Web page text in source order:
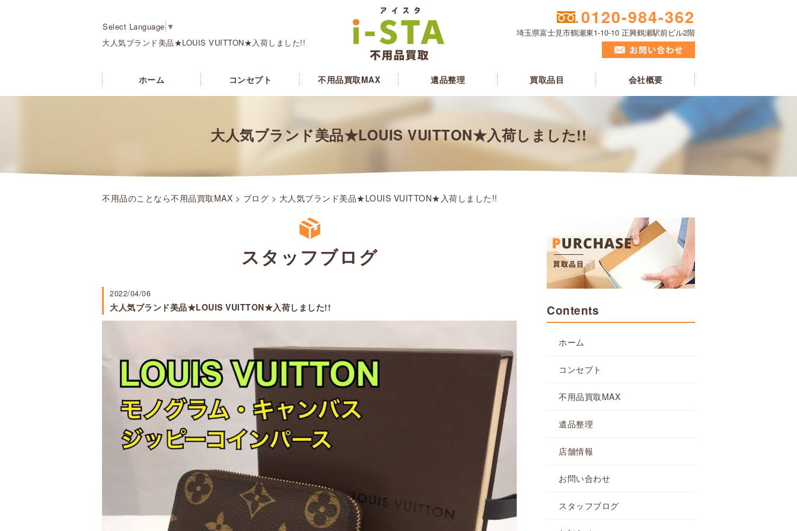
Select Language ▼
大人気ブランド美品★LOUIS VUITTON★入荷しました!!
0120-984-362
埼玉県富士見市鶴瀬東1-10-10 正興鶴瀬駅前ビル2階
ホーム コンセプト 不用品買取MAX 遺品整理 買取品目 会社概要
大人気ブランド美品★LOUIS VUITTON★入荷しました!!
不用品のことなら不用品買取MAX > ブログ > 大人気ブランド美品★LOUIS VUITTON★入荷しました!!
スタッフブログ
2022/04/06
大人気ブランド美品★LOUIS VUITTON★入荷しました!! Contents
ホーム
コンセプト
不用品買取MAX
遺品整理
店舗情報
お問い合わせ
スタッフブログ